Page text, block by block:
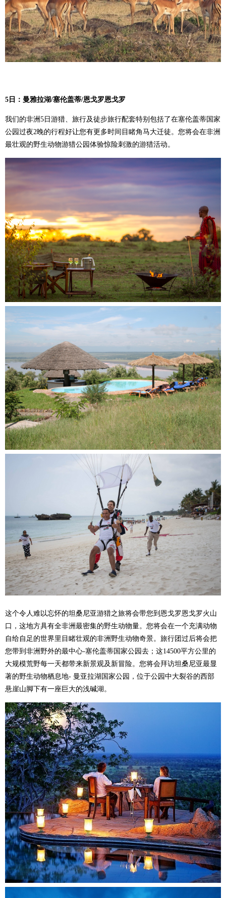
5 日：曼雅拉湖/塞伦盖蒂/恩戈罗恩戈罗
我们的非洲5日游猎、旅行及徒步旅行配套特别包括了在塞伦盖蒂国家
公园过夜2晚的行程好让您有更多时间目睹角马大迁徒。您将会在非洲
最壮观的野生动物游猎公园体验惊险刺激的游猎活动。
这个令人难以忘怀的坦桑尼亚游猎之旅将会带您到恩戈罗恩戈罗火山
口，这地方具有全非洲最密集的野生动物量。您将会在一个充满动物
自给自足的世界里目睹壮观的非洲野生动物奇景。旅行团过后将会把
您带到非洲野外的最中心-塞伦盖蒂国家公园去；这14500平方公里的
大规模荒野每一天都带来新景观及新冒险。您将会拜访坦桑尼亚最显
著的野生动物栖息地- 曼亚拉湖国家公园，位于公园中大裂谷的西部
悬崖山脚下有一座巨大的浅碱湖。